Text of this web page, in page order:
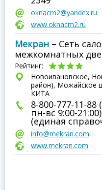
oknacm2@yandex.ru
www.oknacm2.ru
Мекран – Сеть
межкомнатных
Рейтинг:
Новоивановское,
район), Можайское
КИТА
8-800-777-11-
пн-вс 9:00-
(единая
info@mekran.com
www.mekran.com